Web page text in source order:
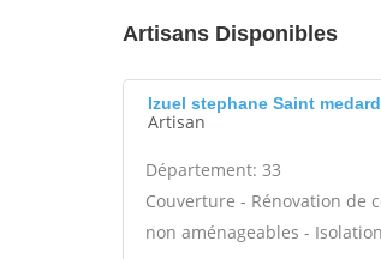
Artisans Disponibles
Izuel stephane Saint
Artisan
Département: 33
Couverture - Rénovation de
non aménageables -